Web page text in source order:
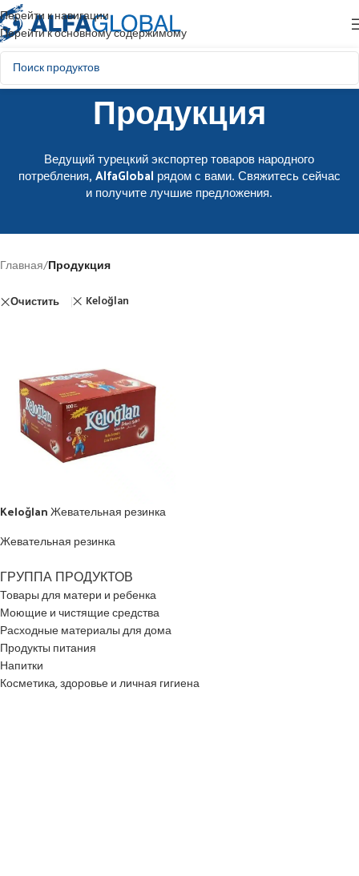
Перейти к навигации
Перейти к основному содержимому
Продукция
Ведущий турецкий экспортер товаров народного
потребления, AlfaGlobal рядом с вами. Свяжитесь сейчас
и получите лучшие предложения.
ГРУППА ПРОДУКТОВ
Товары для матери и ребенка
Моющие и чистящие средства
Расходные материалы для дома
Продукты питания
Напитки
Косметика, здоровье и личная гигиена
Главная/Продукция
Очистить Keloğlan
Keloğlan Жевательная резинка
Жевательная резинка